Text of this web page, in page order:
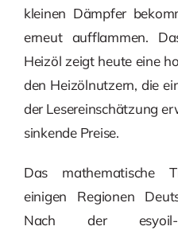
kleinen Dämpfer
erneut aufflammen.
Heizöl zeigt heute eine
den Heizölnutzern, die
der Lesereinschätzung
sinkende Preise.
Das mathematische
einigen Regionen
Nach der